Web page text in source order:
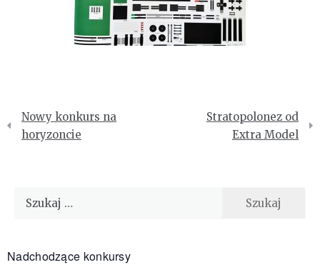
Nawigacja
wpisu
Nowy konkurs na
horyzoncie
Stratopolonez od
Extra Model
Szukaj:
Nadchodzące konkursy